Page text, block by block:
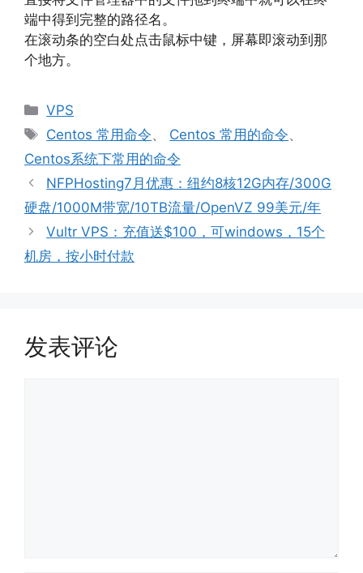
端中得到完整的路径名。
在滚动条的空白处点击鼠标中键，屏幕即滚动到那
个地方。
分
类
VPS
标
签
Centos 常用命令、 Centos 常用的命令、
Centos系统下常用的命令
NFPHosting7月优惠：纽约8核12G内存/300G
硬盘/1000M带宽/10TB流量/OpenVZ 99美元/年
Vultr VPS：充值送$100，可windows，15个
机房，按小时付款
发表评论